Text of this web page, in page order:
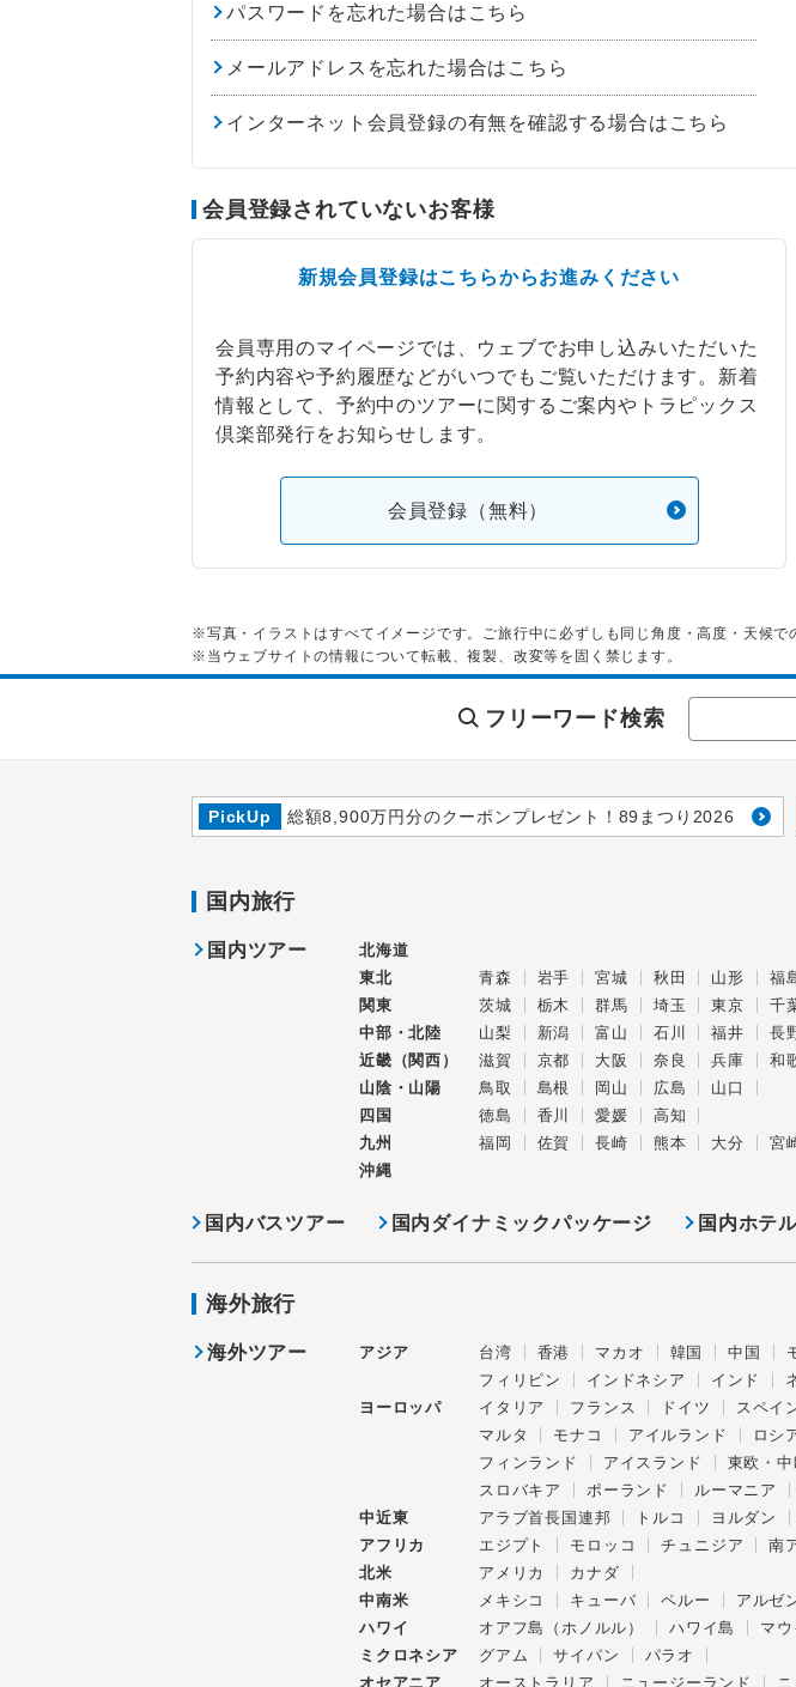
パスワードを忘れた場合はこちら
メールアドレスを忘れた場合はこちら
インターネット会員登録の有無を確認する場合はこちら
会員登録されていないお客様
新規会員登録はこちらからお進みください
会員専用のマイページでは、ウェブでお申し込みいただいた
予約内容や予約履歴などがいつでもご覧いただけます。新着
情報として、予約中のツアーに関するご案内やトラピックス
倶楽部発行をお知らせします。
会員登録（無料）
※写真・イラストはすべてイメージです。ご旅行中に必ずしも同じ角度・高度・天候で
※当ウェブサイトの情報について転載、複製、改変等を固く禁じます。
フリーワード検索
PickUp 総額8,900万円分のクーポンプレゼント！89まつり2026
国内旅行
国内ツアー
北海道
東北
青森 岩手 宮城 秋田 山形
福
関東
茨城 栃木 群馬 埼玉 東京 千
中部・北陸
山梨 新潟 富山 石川 福井 長
近畿（関西）
滋賀 京都 大阪 奈良 兵庫
和
山陰・山陽
鳥取 島根 岡山 広島
山口
四国
徳島 香川 愛媛
高知
九州
福岡 佐賀 長崎 熊本 大分 宮
沖縄
国内バスツアー 国内ダイナミックパッケージ 国内ホテ
海外旅行
海外ツアー アジア 台湾 香港 マカオ 韓国 中国
フィリピン
インドネシア インド
ヨーロッパ
イタリア フランス ドイツ スペイ
マルタ
モナコ アイルランド ロシ
フィンランド
アイスランド 東欧・中
スロバキア
ポーランド ルーマニア
中近東
アラブ首長国連邦 トルコ ヨルダン
アフリカ
エジプト モロッコ チュニジア 南
北米
アメリカ
カナダ
中南米
メキシコ キューバ ペルー アルゼ
ハワイ
オアフ島（ホノルル） ハワイ島 マ
ミクロネシア
グアム サイパン
パラオ
オセアニア
オーストラリア ニュージーランド